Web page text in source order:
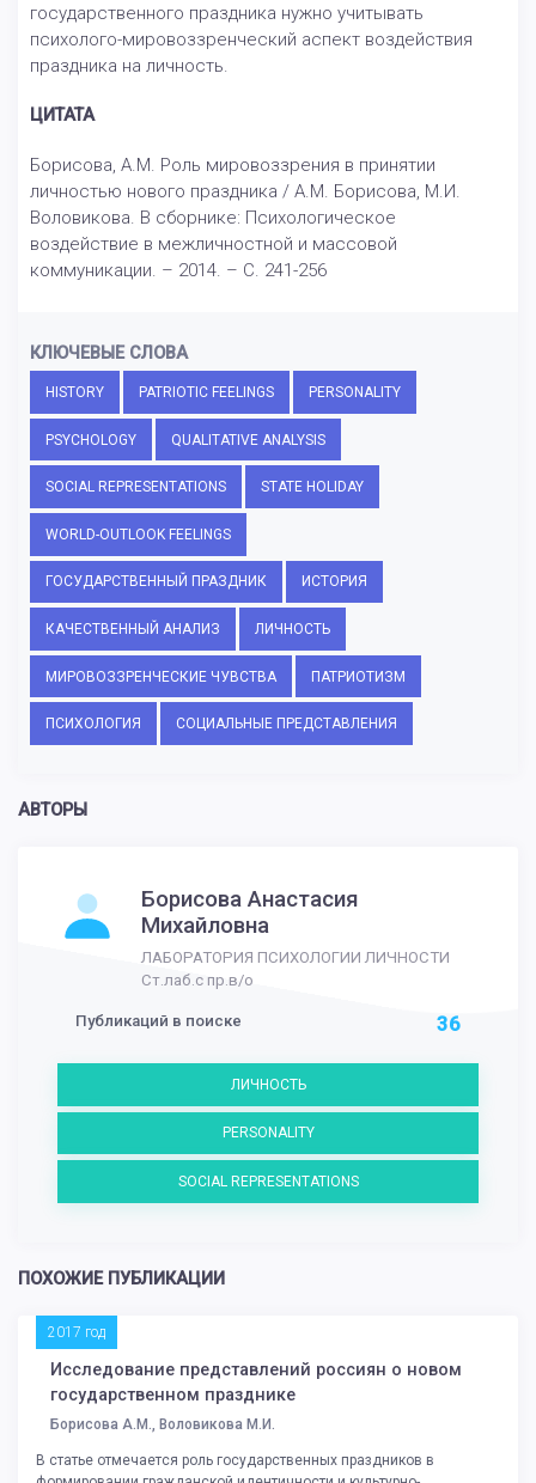
государственного праздника нужно учитывать
психолого-мировоззренческий аспект воздействия
праздника на личность.
ЦИТАТА
Борисова, А.М. Роль мировоззрения в принятии
личностью нового праздника / А.М. Борисова, М.И.
Воловикова. В сборнике: Психологическое
воздействие в межличностной и массовой
коммуникации. – 2014. – С. 241-256
КЛЮЧЕВЫЕ СЛОВА
HISTORY PATRIOTIC FEELINGS PERSONALITY
PSYCHOLOGY QUALITATIVE ANALYSIS
SOCIAL REPRESENTATIONS STATE HOLIDAY
WORLD-OUTLOOK FEELINGS
ГОСУДАРСТВЕННЫЙ ПРАЗДНИК ИСТОРИЯ
КАЧЕСТВЕННЫЙ АНАЛИЗ ЛИЧНОСТЬ
МИРОВОЗЗРЕНЧЕСКИЕ ЧУВСТВА ПАТРИОТИЗМ
ПСИХОЛОГИЯ СОЦИАЛЬНЫЕ ПРЕДСТАВЛЕНИЯ
АВТОРЫ
Борисова Анастасия
Михайловна
ЛАБОРАТОРИЯ ПСИХОЛОГИИ ЛИЧНОСТИ
Ст.лаб.с пр.в/о
Публикаций в поиске 36
ЛИЧНОСТЬ
PERSONALITY
SOCIAL REPRESENTATIONS
ПОХОЖИЕ ПУБЛИКАЦИИ
2017 год
Исследование представлений россиян о новом
государственном празднике
Борисова А.М., Воловикова М.И.
В статье отмечается роль государственных праздников в